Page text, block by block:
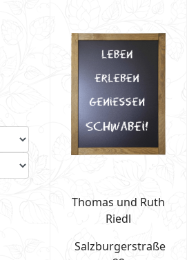
Thomas und Ruth
Riedl
Salzburgerstraße